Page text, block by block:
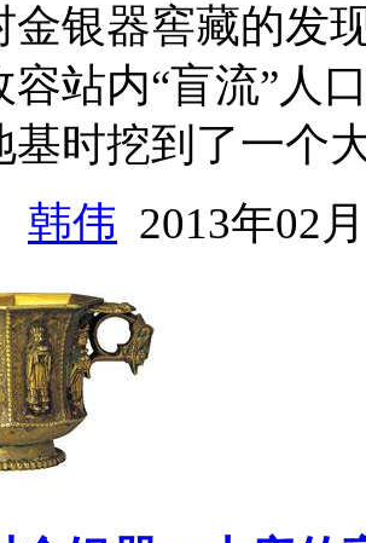
金银器窖藏的发
容站内“盲流”人
基时挖到了一
韩伟 2013年02